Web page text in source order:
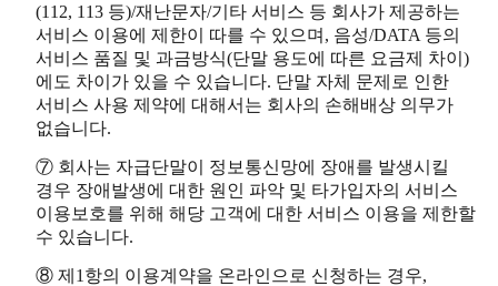
(112, 113 등)/재난문자/기타 서비스 등 회사가 제공하는
서비스 이용에 제한이 따를 수 있으며, 음성/DATA 등의
서비스 품질 및 과금방식(단말 용도에 따른 요금제 차이)
에도 차이가 있을 수 있습니다. 단말 자체 문제로 인한
서비스 사용 제약에 대해서는 회사의 손해배상 의무가
없습니다.
⑦ 회사는 자급단말이 정보통신망에 장애를 발생시킬
경우 장애발생에 대한 원인 파악 및 타가입자의 서비스
이용보호를 위해 해당 고객에 대한 서비스 이용을 제한할
수 있습니다.
⑧ 제1항의 이용계약을 온라인으로 신청하는 경우,